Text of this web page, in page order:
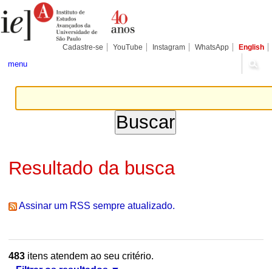
para
conteúdo.
Pessoais
Cadastre-se YouTube Instagram WhatsApp English
menu
Resultado da busca
Assinar um RSS sempre atualizado.
483itens atendem ao seu critério.